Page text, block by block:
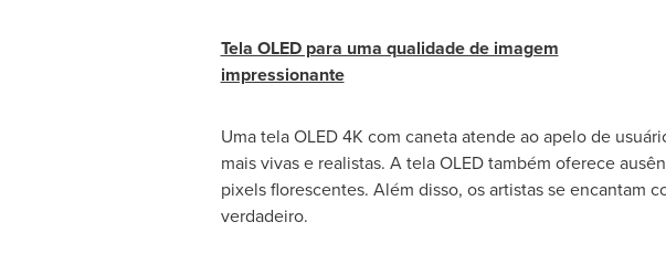
Tela OLED para uma qualidade de imagem
impressionante
Uma tela OLED4K com caneta atende ao apelo de
mais vivas e realistas. A tela OLED também oferece
pixels florescentes. Além disso, os artistas se encantam
verdadeiro.